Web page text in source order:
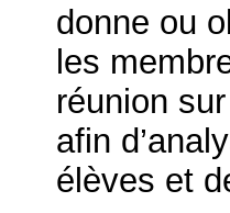
donne ou
les
réunion
afin
élèves et